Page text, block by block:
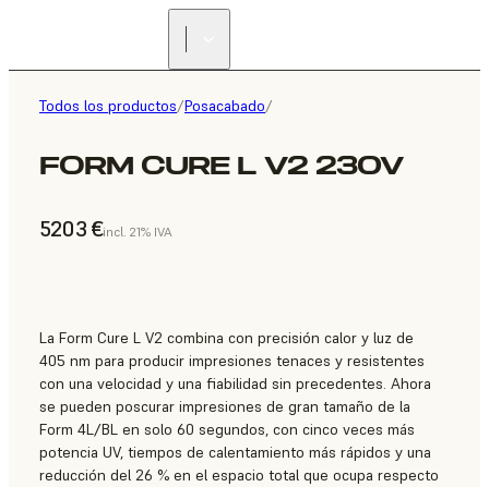
Todos los productos/Posacabado/
FORM CURE L V2 230V
5203 €incl. 21% IVA
La Form Cure L V2 combina con precisión calor y luz de
405 nm para producir impresiones tenaces y resistentes
con una velocidad y una fiabilidad sin precedentes. Ahora
se pueden poscurar impresiones de gran tamaño de la
Form 4L/BL en solo 60 segundos, con cinco veces más
potencia UV, tiempos de calentamiento más rápidos y una
reducción del 26 % en el espacio total que ocupa respecto